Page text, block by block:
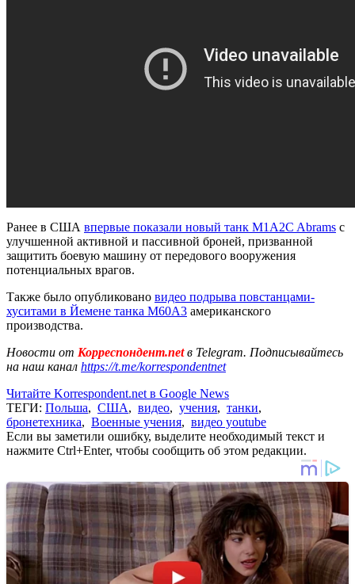
Ранее в США впервые показали новый танк M1A2C Abrams с
улучшенной активной и пассивной броней, призванной
защитить боевую машину от передового вооружения
потенциальных врагов.
Также было опубликовано видео подрыва повстанцами-
хуситами в Йемене танка M60A3 американского
производства.
Новости от Корреспондент.netв Telegram. Подписывайтесь
на наш канал https://t.me/korrespondentnet
Читайте Korrespondent.net в Google News
ТЕГИ: Польша, США, видео, учения, танки,
бронетехника, Военные учения, видео youtube
Если вы заметили ошибку, выделите необходимый текст и
нажмите Ctrl+Enter, чтобы сообщить об этом редакции.